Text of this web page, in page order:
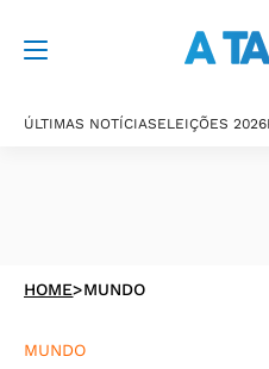
ÚLTIMAS NOTÍCIASELEIÇÕES 2026
HOME>MUNDO
MUNDO